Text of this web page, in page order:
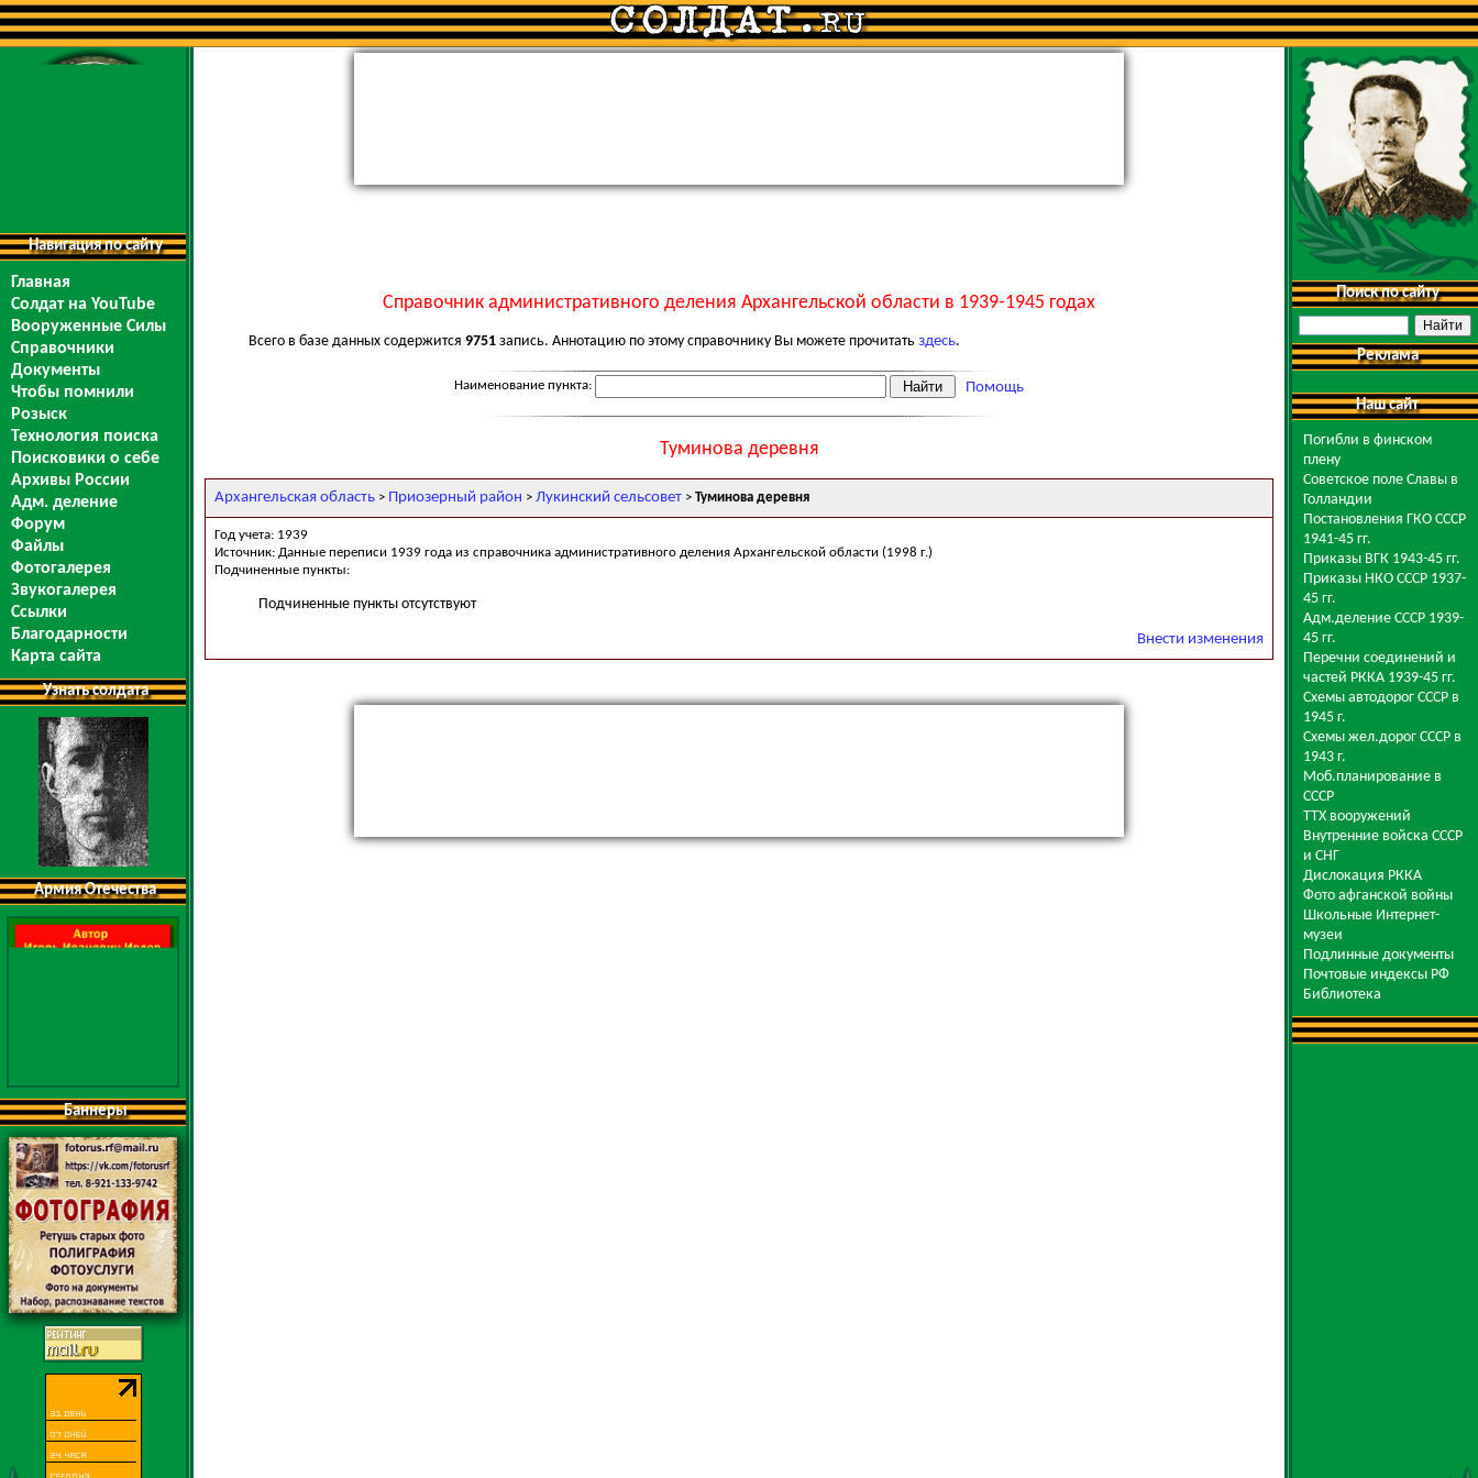
Навигация по сайту
Главная
Солдат на YouTube
Вооруженные Силы
Справочники
Документы
Чтобы помнили
Розыск
Технология поиска
Поисковики о себе
Архивы России
Адм. деление
Форум
Файлы
Фотогалерея
Звукогалерея
Ссылки
Благодарности
Карта сайта
Узнать солдата
Армия Отечества
Баннеры
Справочник административного деления Архангельской области в 1939-1945 годах
Всего в базе данных содержится 9751 запись. Аннотацию по этому справочнику Вы можете прочитать здесь.
Наименование пункта: Помощь
Туминова деревня
Архангельская область > Приозерный район > Лукинский сельсовет > Туминова деревня
Год учета: 1939
Источник: Данные переписи 1939 года из справочника административного деления Архангельской области (1998 г.)
Подчиненные пункты:
Подчиненные пункты отсутствуют
Внести изменения
Поиск по сайту
Реклама
Наш сайт
Погибли в финском
плену
Советское поле Славы в
Голландии
Постановления ГКО СССР
1941-45 гг.
Приказы ВГК 1943-45 гг.
Приказы НКО СССР 1937-
45 гг.
Адм.деление СССР 1939-
45 гг.
Перечни соединений и
частей РККА 1939-45 гг.
Схемы автодорог СССР в
1945 г.
Схемы жел.дорог СССР в
1943 г.
Моб.планирование в
СССР
ТТХ вооружений
Внутренние войска СССР
и СНГ
Дислокация РККА
Фото афганской войны
Школьные Интернет-
музеи
Подлинные документы
Почтовые индексы РФ
Библиотека